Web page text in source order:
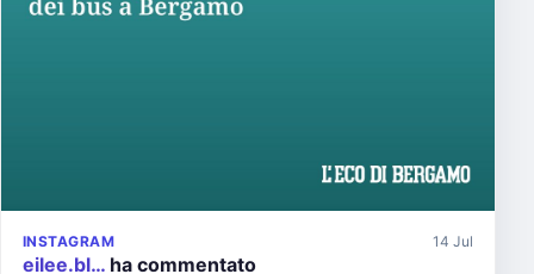
INSTAGRAM 14 Jul
eilee.bl… ha commentato